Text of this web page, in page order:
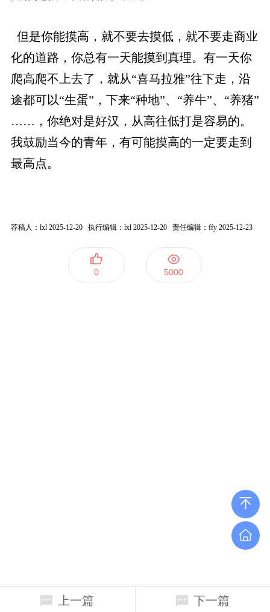
但是你能摸高，就不要去摸低，就不要走商业
化的道路，你总有一天能摸到真理。有一天你
爬高爬不上去了，就从“喜马拉雅”往下走，沿
途都可以“生蛋”，下来“种地”、“养牛”、“养猪”
……，你绝对是好汉，从高往低打是容易的。
我鼓励当今的青年，有可能摸高的一定要走到
最高点。
荐稿人：lxl 2025-12-20 执行编辑：lxl 2025-12-20 责任编辑：ffy 2025-12-23
0 5000
上一篇 下一篇